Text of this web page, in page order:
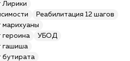
Лирики
Реабилитация 12 шагов
марихуаны
героина
УБОД
гашиша
бутирата